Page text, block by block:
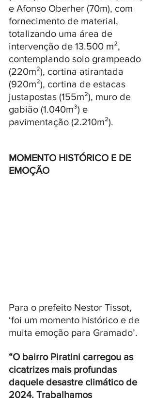
e Afonso Oberher (70m), com
fornecimento de material,
totalizando uma área de
intervenção de 13.500 m²,
contemplando solo grampeado
(220m²), cortina atirantada
(920m²), cortina de estacas
justapostas (155m²), muro de
gabião (1.040m³) e
pavimentação (2.210m²).
MOMENTO HISTÓRICO E DE
EMOÇÃO
Para o prefeito Nestor Tissot,
‘foi um momento histórico e de
muita emoção para Gramado’.
“O bairro Piratini carregou as
cicatrizes mais profundas
daquele desastre climático de
2024. Trabalhamos